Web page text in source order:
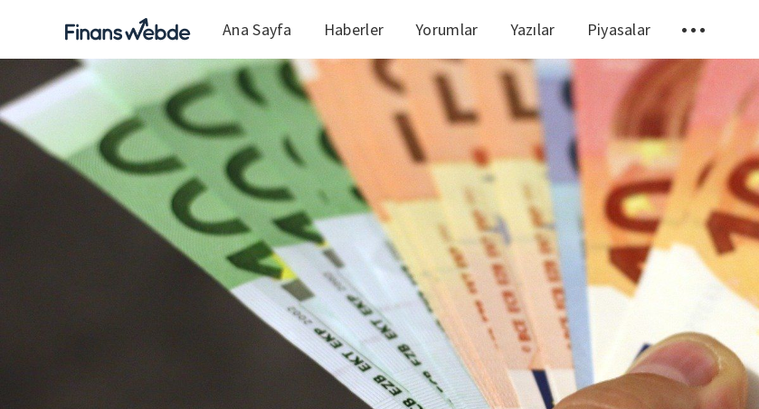
Ana Sayfa Haberler Yorumlar Yazılar Piyasalar